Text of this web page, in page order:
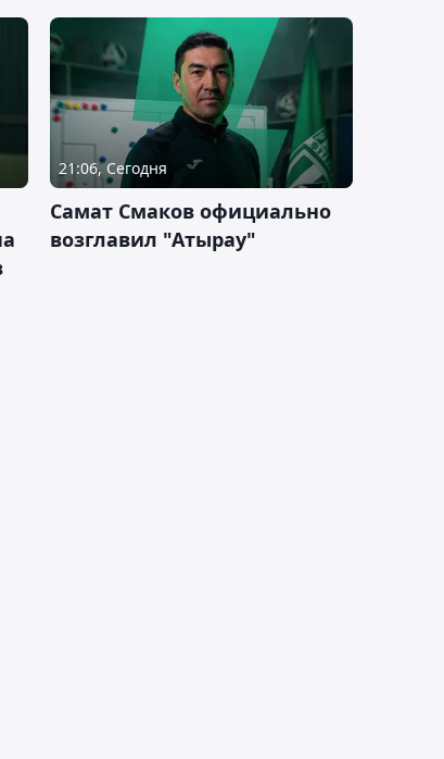
21:06, Сегодня
Самат Смаков официально
возглавил "Атырау"